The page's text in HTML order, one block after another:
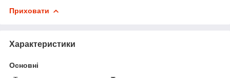
Приховати
Характеристики
Основні